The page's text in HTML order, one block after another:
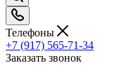
Телефоны
+7 (917) 565-71-34
Заказать звонок